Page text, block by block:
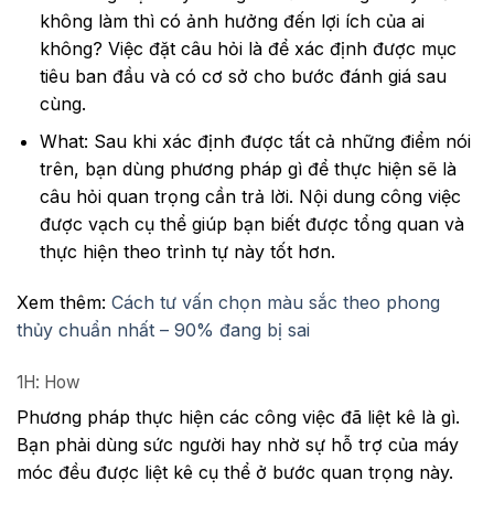
không làm thì có ảnh hưởng đến lợi ích của ai
không? Việc đặt câu hỏi là để xác định được mục
tiêu ban đầu và có cơ sở cho bước đánh giá sau
cùng.
What: Sau khi xác định được tất cả những điểm nói
trên, bạn dùng phương pháp gì để thực hiện sẽ là
câu hỏi quan trọng cần trả lời. Nội dung công việc
được vạch cụ thể giúp bạn biết được tổng quan và
thực hiện theo trình tự này tốt hơn.
Xem thêm: Cách tư vấn chọn màu sắc theo phong
thủy chuẩn nhất – 90% đang bị sai
1H: How
Phương pháp thực hiện các công việc đã liệt kê là gì.
Bạn phải dùng sức người hay nhờ sự hỗ trợ của máy
móc đều được liệt kê cụ thể ở bước quan trọng này.